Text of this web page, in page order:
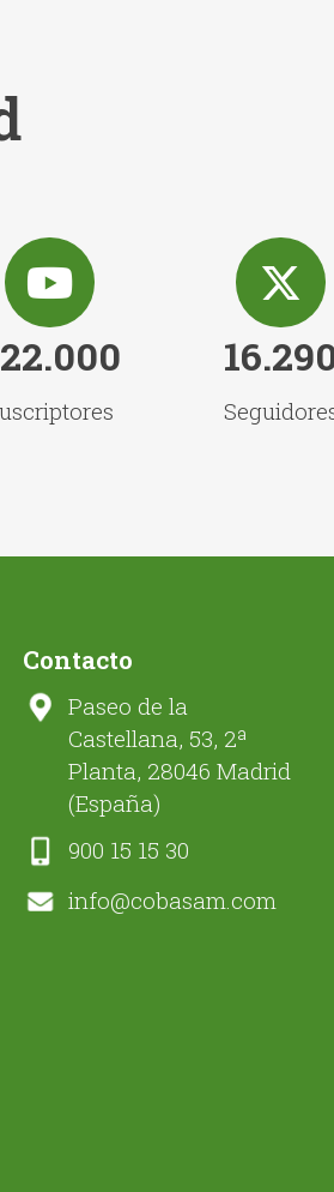
Contacto
Paseo de la
Castellana, 53, 2ª
Planta, 28046 Madrid
(España)
900 15 15 30
info@cobasam.com